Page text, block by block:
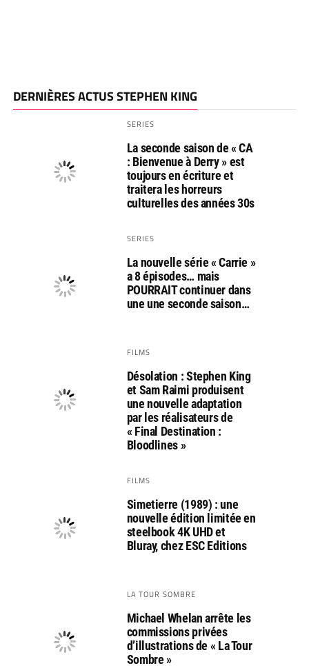
DERNIÈRES ACTUS STEPHEN KING
SERIES
La seconde saison de « CA
: Bienvenue à Derry » est
toujours en écriture et
traitera les horreurs
culturelles des années 30s
SERIES
La nouvelle série « Carrie »
a 8 épisodes… mais
POURRAIT continuer dans
une une seconde saison…
FILMS
Désolation : Stephen King
et Sam Raimi produisent
une nouvelle adaptation
par les réalisateurs de
« Final Destination :
Bloodlines »
FILMS
Simetierre (1989) : une
nouvelle édition limitée en
steelbook 4K UHD et
Bluray, chez ESC Editions
LA TOUR SOMBRE
Michael Whelan arrête les
commissions privées
d’illustrations de « La Tour
Sombre »